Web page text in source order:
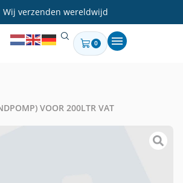
Wij verzenden wereldwijd
0
VOOR 200LTR VAT